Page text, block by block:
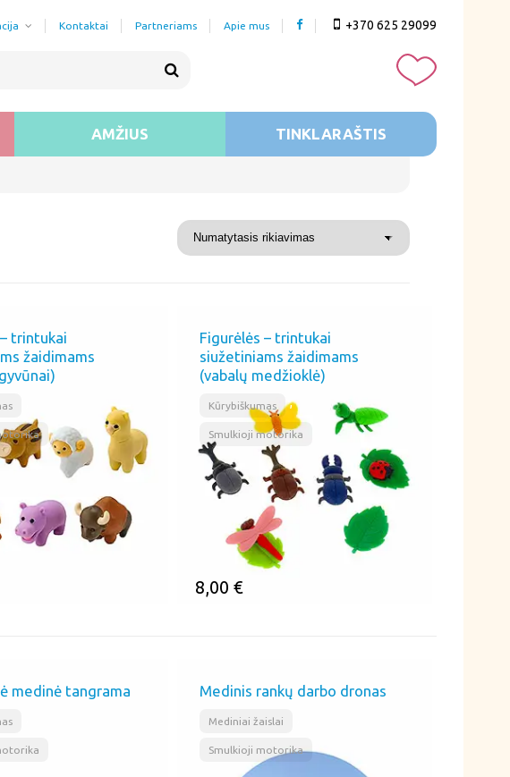
+370 625 29099
Kontaktai Partneriams Apie mus
AMŽIUS TINKLARAŠTIS
trintukai
žaidimams
Figurėlės – trintukai
siužetiniams žaidimams
(vabalų medžioklė)
Kūrybiškumas ,
Smulkioji motorika
8,00 €
medinė tangrama Medinis rankų darbo dronas
Mediniai žaislai
Smulkioji motorika